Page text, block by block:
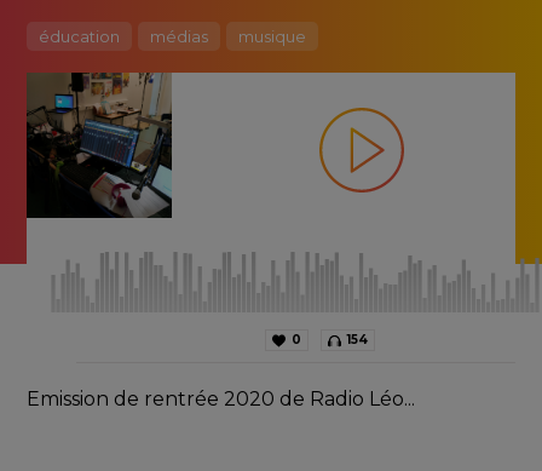
éducation médias musique
0 154
Emission de rentrée 2020 de Radio Léo...